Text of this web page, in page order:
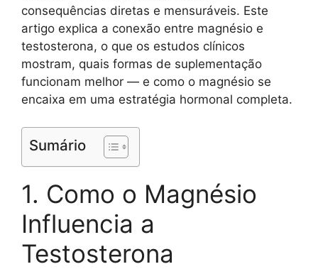
consequências diretas e mensuráveis. Este
artigo explica a conexão entre magnésio e
testosterona, o que os estudos clínicos
mostram, quais formas de suplementação
funcionam melhor — e como o magnésio se
encaixa em uma estratégia hormonal completa.
Sumário
1. Como o Magnésio
Influencia a
Testosterona